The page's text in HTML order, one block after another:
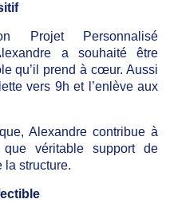
Personnalisé
a souhaité être
qu’il prend à cœur. Aussi
vers 9h et l’enlève aux
Alexandre contribue à
véritable support de
la structure.